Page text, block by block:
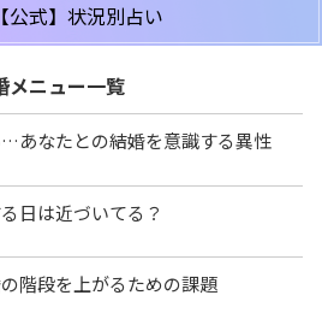
公式】状況別占い
メニュー一覧
あなたとの結婚を意識する異性
日は近づいてる？
階段を上がるための課題